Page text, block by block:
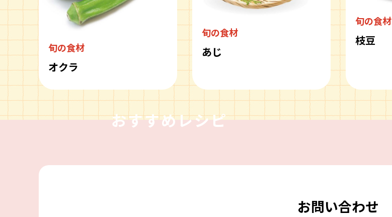
旬の食材
オクラ
旬の食材
あじ
旬の食材
枝豆
おすすめレシピ
お問い合わせ